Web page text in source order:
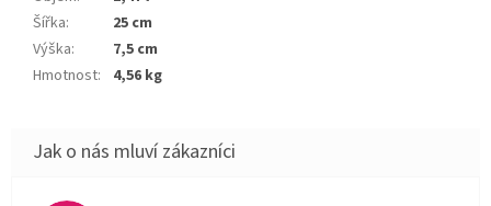
Šířka:
25 cm
Výška:
7,5 cm
Hmotnost: 4,56 kg